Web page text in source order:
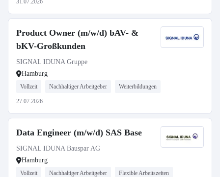
31.07.2026
Product Owner (m/w/d) bAV- &
bKV-Großkunden
SIGNAL IDUNA Gruppe
Hamburg
Vollzeit Nachhaltiger Arbeitgeber Weiterbildungen
27.07.2026
Data Engineer (m/w/d) SAS Base
SIGNAL IDUNA Bauspar AG
Hamburg
Vollzeit Nachhaltiger Arbeitgeber Flexible Arbeitszeiten